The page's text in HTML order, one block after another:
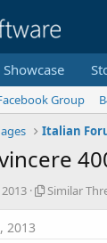
Showcase
Group
Italian
S
Similar
2013